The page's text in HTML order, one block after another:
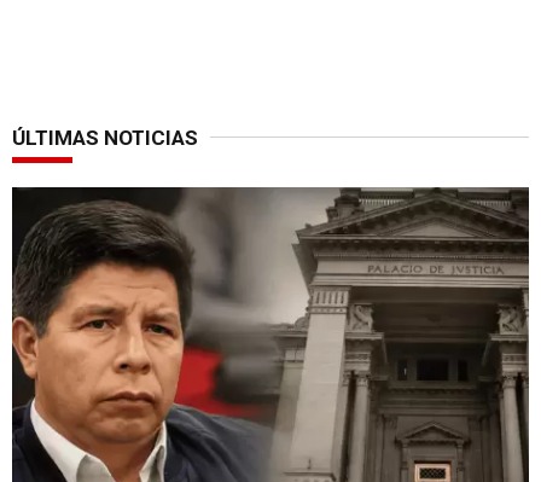
ÚLTIMAS NOTICIAS